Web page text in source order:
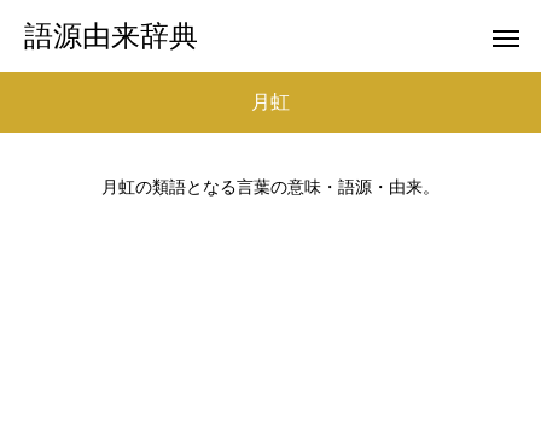
語源由来辞典
月虹
月虹の類語となる言葉の意味・語源・由来。